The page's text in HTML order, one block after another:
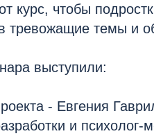
курс, чтобы
тревожащие темы и
выступили:
- Евгения
и психолог-